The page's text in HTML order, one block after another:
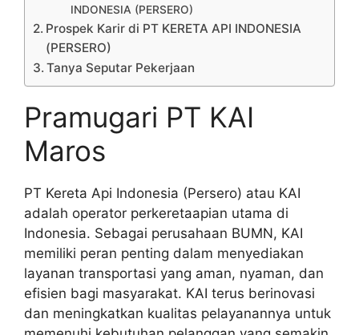
INDONESIA (PERSERO)
Prospek Karir di PT KERETA API INDONESIA
(PERSERO)
Tanya Seputar Pekerjaan
Pramugari PT KAI
Maros
PT Kereta Api Indonesia (Persero) atau KAI
adalah operator perkeretaapian utama di
Indonesia. Sebagai perusahaan BUMN, KAI
memiliki peran penting dalam menyediakan
layanan transportasi yang aman, nyaman, dan
efisien bagi masyarakat. KAI terus berinovasi
dan meningkatkan kualitas pelayanannya untuk